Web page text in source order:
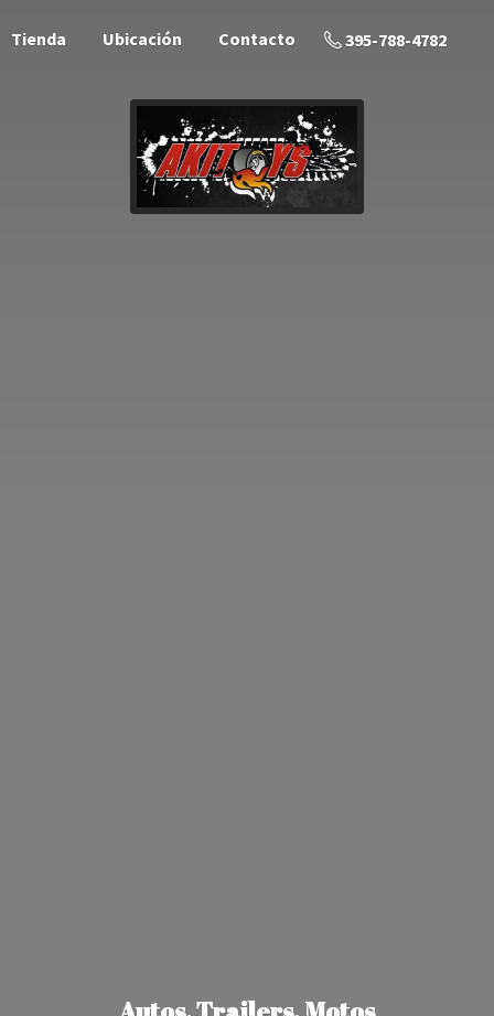
Tienda Ubicación Contacto 395-788-4782